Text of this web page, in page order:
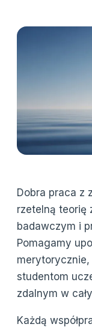
Dobra praca z
rzetelną teorię
badawczym i
Pomagamy
studentom
zdalnym w
Każdą